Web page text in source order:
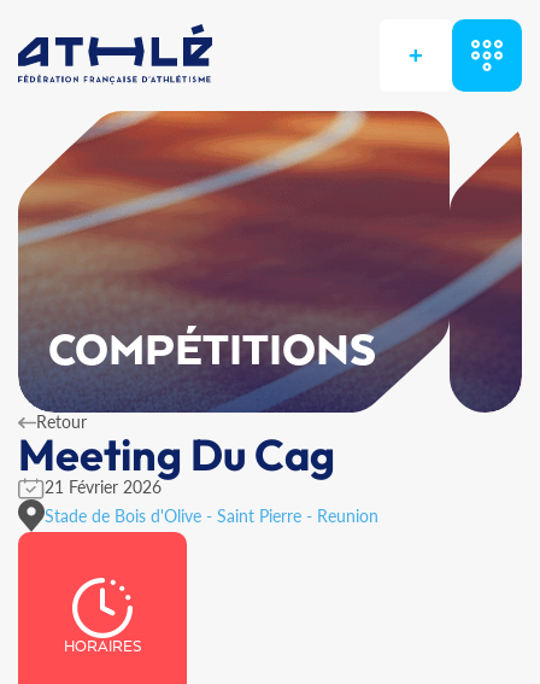
+
COMPÉTITIONS
Retour
Meeting Du Cag
21 Février 2026
Stade de Bois d'Olive - Saint Pierre - Reunion
HORAIRES